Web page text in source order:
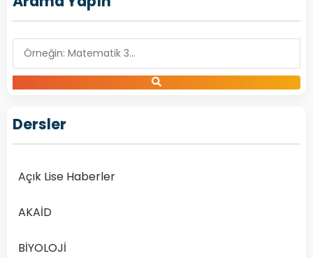
KELAM
Açık
Lise
Kelam
–
2019
Yılı
1.
Dönem
Açık
Kelam
Dersler
Açık Lise Haberler
AKAİD
BİYOLOJİ